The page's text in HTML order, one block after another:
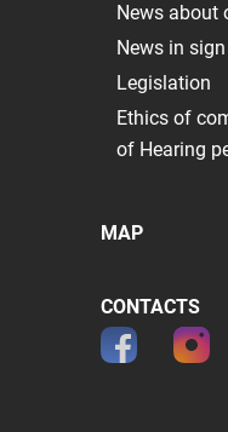
News about
News in
Legislation
Ethics of
of Hearing
MAP
CONTACTS